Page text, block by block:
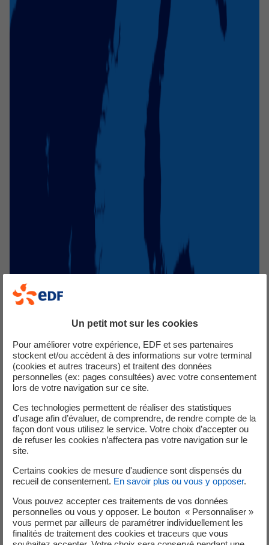
Un petit mot sur les cookies
Pour améliorer votre expérience, EDF et ses partenaires
stockent et/ou accèdent à des informations sur votre terminal
(cookies et autres traceurs) et traitent des données
personnelles (ex: pages consultées) avec votre consentement
lors de votre navigation sur ce site.
Ces technologies permettent de réaliser des statistiques
d’usage afin d’évaluer, de comprendre, de rendre compte de la
façon dont vous utilisez le service. Votre choix d’accepter ou
de refuser les cookies n’affectera pas votre navigation sur le
site.
Certains cookies de mesure d'audience sont dispensés du
recueil de consentement. En savoir plus ou vous y opposer.
Vous pouvez accepter ces traitements de vos données
personnelles ou vous y opposer. Le bouton « Personnaliser »
vous permet par ailleurs de paramétrer individuellement les
finalités de traitement des cookies et traceurs que vous